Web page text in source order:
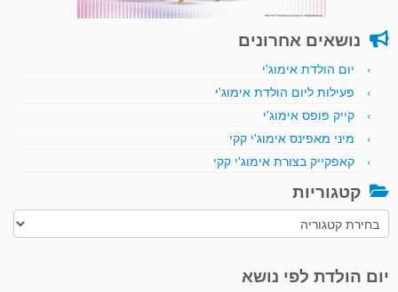
נושאים אחרונים
יום הולדת אימוג'י
פעילות ליום הולדת אימוג'י
קייק פופס אימוג'י
מיני מאפינס אימוג'י קקי
קאפקייק בצורת אימוג'י קקי
קטגוריות
קטגוריות
יום הולדת לפי נושא